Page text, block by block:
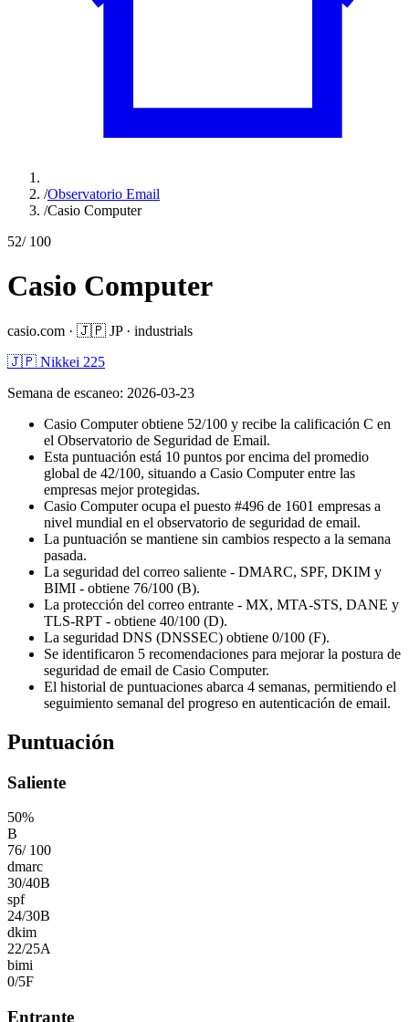
/Observatorio Email
/Casio Computer
52/ 100
Casio Computer
casio.com · 🇯🇵 JP· industrials
🇯🇵 Nikkei 225
Semana de escaneo: 2026-03-23
Casio Computer obtiene 52/100 y recibe la calificación C en
el Observatorio de Seguridad de Email.
Esta puntuación está 10 puntos por encima del promedio
global de 42/100, situando a Casio Computer entre las
empresas mejor protegidas.
Casio Computer ocupa el puesto #496 de 1601 empresas a
nivel mundial en el observatorio de seguridad de email.
La puntuación se mantiene sin cambios respecto a la semana
pasada.
La seguridad del correo saliente - DMARC, SPF, DKIM y
BIMI - obtiene 76/100 (B).
La protección del correo entrante - MX, MTA-STS, DANE y
TLS-RPT - obtiene 40/100 (D).
La seguridad DNS (DNSSEC) obtiene 0/100 (F).
Se identificaron 5 recomendaciones para mejorar la postura de
seguridad de email de Casio Computer.
El historial de puntuaciones abarca 4 semanas, permitiendo el
seguimiento semanal del progreso en autenticación de email.
Puntuación
Saliente
50%
B
76/ 100
dmarc
30/40B
spf
24/30B
dkim
22/25A
bimi
0/5F
Entrante